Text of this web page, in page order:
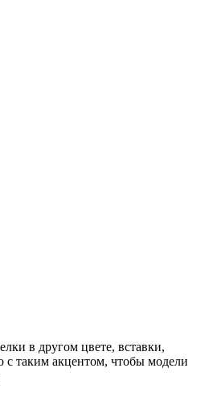
в другом цвете, вставки,
таким акцентом, чтобы модели